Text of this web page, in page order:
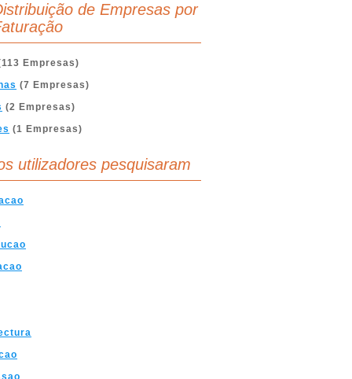
de Empresas por
Empresas)
(7 Empresas)
(2 Empresas)
(1 Empresas)
utilizadores pesquisaram